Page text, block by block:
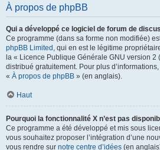
À propos de phpBB
Qui a développé ce logiciel de forum de
Ce programme (dans sa forme non modifiée)
phpBB Limited , qui en est le légitime
la « Licence Publique Générale GNU version 2
distribué gratuitement. Pour plus
« À propos de phpBB » (en anglais).
Haut
Pourquoi la fonctionnalité X n’est pas
Ce programme a été développé et mis sous
vous souhaitez proposer l’intégration d’une
vous rendre sur notre centre d’idées (en